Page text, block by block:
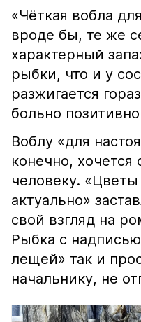
«Чёткая вобла
вроде бы, те же
характерный
рыбки, что и у
разжигается
больно
Воблу «для
конечно, хочется
человеку.
актуально»
свой взгляд на
Рыбка с
лещей» так и
начальнику, не